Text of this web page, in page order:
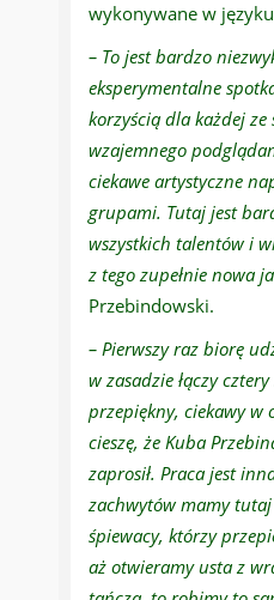
wykonywane w
– To jest bardzo
eksperymentalne
korzyścią dla każdej
wzajemnego
ciekawe artystyczne
grupami. Tutaj jest
wszystkich talentów i
z tego zupełnie nowa
Przebindowski.
– Pierwszy raz biorę
w zasadzie łączy
przepiękny, ciekawy w
cieszę, że Kuba
zaprosił. Praca jest
zachwytów mamy
śpiewacy, którzy
aż otwieramy usta z